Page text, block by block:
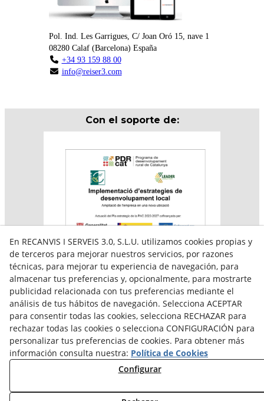
Pol. Ind. Les Garrigues, C/ Joan Oró 15, nave 1
08280 Calaf (Barcelona) España
+34 93 159 88 00
info@reiser3.com
Con el soporte de:
Aquesta empresa participa en el programa per a la
contractació de persones en situació de major
vulnerabilitat,
subvencionat pel Servei Públic d’Ocupació de Catalunya i
amb el cofinançament del Fons Social Europeu Plus
En RECANVIS I SERVEIS 3.0, S.L.U. utilizamos cookies propias y
de terceros para mejorar nuestros servicios, por razones
técnicas, para mejorar tu experiencia de navegación, para
almacenar tus preferencias y, opcionalmente, para mostrarte
publicidad relacionada con tus preferencias mediante el
análisis de tus hábitos de navegación. Selecciona ACEPTAR
para consentir todas las cookies, selecciona RECHAZAR para
rechazar todas las cookies o selecciona CONFIGURACIÓN para
personalizar tus preferencias de cookies. Para obtener más
información consulta nuestra: Política de Cookies
Configurar